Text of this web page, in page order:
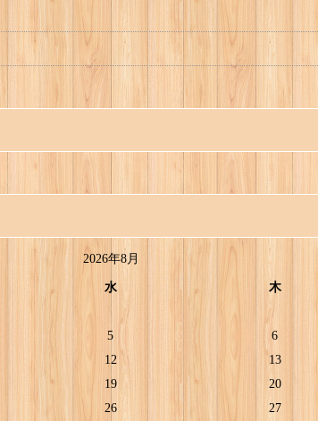
2026年8月
水 木
5 6
12 13
19 20
26 27